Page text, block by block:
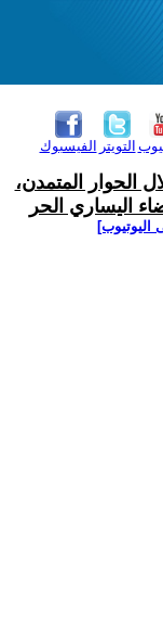
الفيسبوك التويتر
الحوار المتمدن،
اليساري الحر
اليوتيوب]